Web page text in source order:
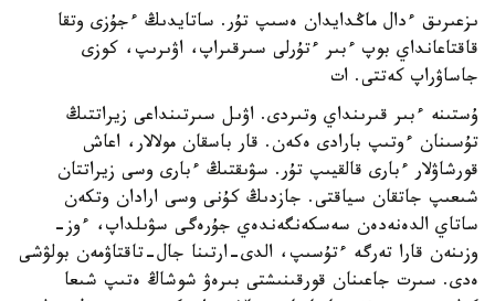
ىزعىرىق ءدال ماڭدايدان ەسىپ تۇر. ساتايدىڭ ءجۇزى وتقا
قاقتاعانداي بوپ ءبىر ءتۇرلى سىرقىراپ، اۋىرىپ، كوزى
جاساۋراپ كەتتى. ات
ۇستىنە ءبىر قىرىنداي وتىردى. اۋىل سىرتىنداعى زيراتتىڭ
تۇسىنان ءوتىپ بارادى ەكەن. قار باسقان مولالار، اعاش
قورشاۋلار ءبارى قالقيىپ تۇر. سۋىقتىڭ ءبارى وسى زيراتتان
شىعىپ جاتقان سياقتى. جازدىڭ كۇنى وسى ارادان وتكەن
ساتاي الدەنەدەن سەسكەنگەندەي جۇرەگى سۋىلداپ، ءوز-
وزىنەن قارا تەرگە ءتۇسىپ، الدى-ارتىنا جال-تاقتاۋمەن بولۋشى
ەدى. سىرت جاعىنان قورقىنىشتى بىرەۋ شوشاڭ ەتىپ شىعا